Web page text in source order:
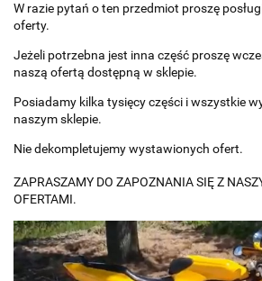
W razie pytań o ten przedmiot proszę
oferty.
Jeżeli potrzebna jest inna część proszę
naszą ofertą dostępną w sklepie.
Posiadamy kilka tysięcy części i wszystkie
naszym sklepie.
Nie dekompletujemy wystawionych ofert.
ZAPRASZAMY DO ZAPOZNANIA SIĘ Z
OFERTAMI.